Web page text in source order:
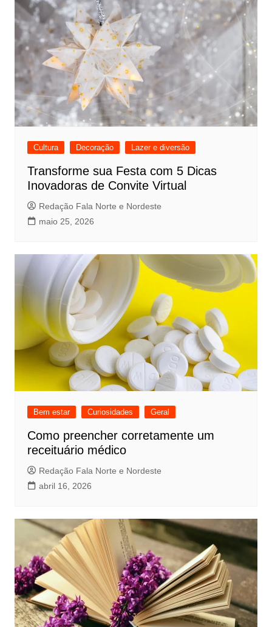
Cultura Decoração Lazer e diversão
Transforme sua Festa com 5 Dicas
Inovadoras de Convite Virtual
Redação Fala Norte e Nordeste
maio 25, 2026
Bem estar Curiosidades Geral
Como preencher corretamente um
receituário médico
Redação Fala Norte e Nordeste
abril 16, 2026